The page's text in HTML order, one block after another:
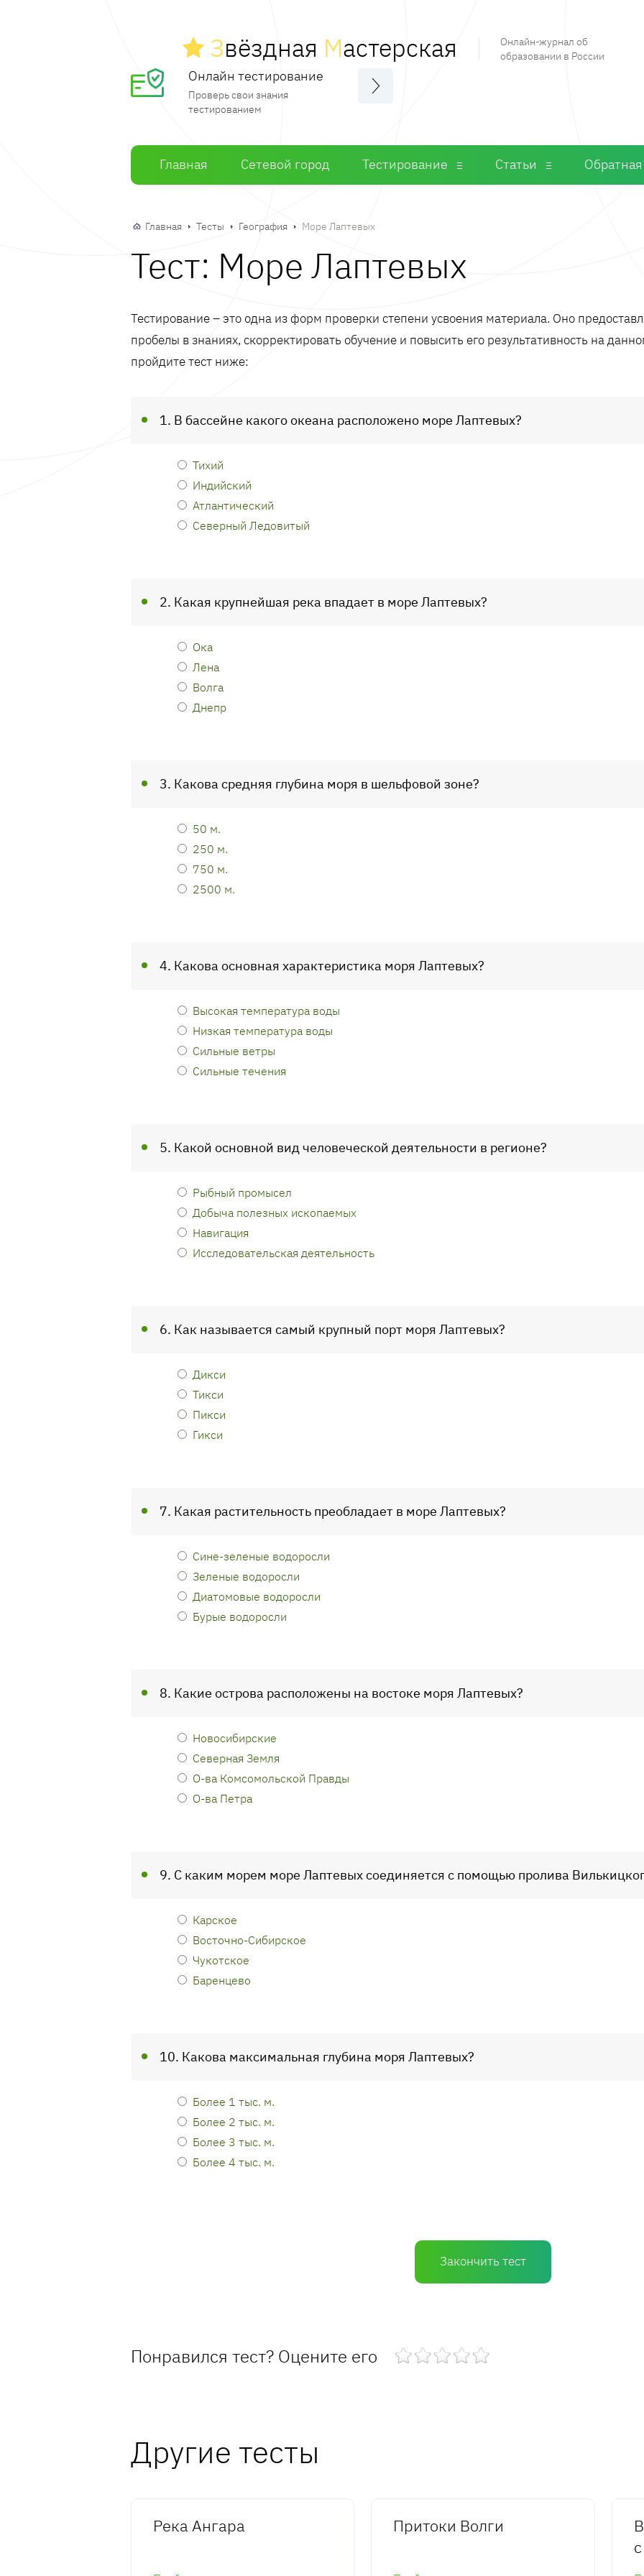
Звёздная Мастерская
Онлайн-журнал об
образовании в России
Онлайн тестирование
Проверь свои знания
тестированием
Главная Сетевой город Тестирование Статьи
Главная Тесты География Море Лаптевых
Тест: Море Лаптевых
Тестирование – это одна из форм проверки степени усвоения материала. Оно
пробелы в знаниях, скорректировать обучение и повысить его результативность на
пройдите тест ниже:
1. В бассейне какого океана расположено море Лаптевых?
Тихий
Индийский
Атлантический
Северный Ледовитый
2. Какая крупнейшая река впадает в море Лаптевых?
Ока
Лена
Волга
Днепр
3. Какова средняя глубина моря в шельфовой зоне?
50 м.
250 м.
750 м.
2500 м.
4. Какова основная характеристика моря Лаптевых?
Высокая температура воды
Низкая температура воды
Сильные ветры
Сильные течения
5. Какой основной вид человеческой деятельности в регионе?
Рыбный промысел
Добыча полезных ископаемых
Навигация
Исследовательская деятельность
6. Как называется самый крупный порт моря Лаптевых?
Дикси
Тикси
Пикси
Гикси
7. Какая растительность преобладает в море Лаптевых?
Сине-зеленые водоросли
Зеленые водоросли
Диатомовые водоросли
Бурые водоросли
8. Какие острова расположены на востоке моря Лаптевых?
Новосибирские
Северная Земля
О-ва Комсомольской Правды
О-ва Петра
9. С каким морем море Лаптевых соединяется с помощью пролива
Карское
Восточно-Сибирское
Чукотское
Баренцево
10. Какова максимальная глубина моря Лаптевых?
Более 1 тыс. м.
Более 2 тыс. м.
Более 3 тыс. м.
Более 4 тыс. м.
Закончить тест
Понравился тест? Оцените его
Другие тесты
Река Ангара Притоки Волги